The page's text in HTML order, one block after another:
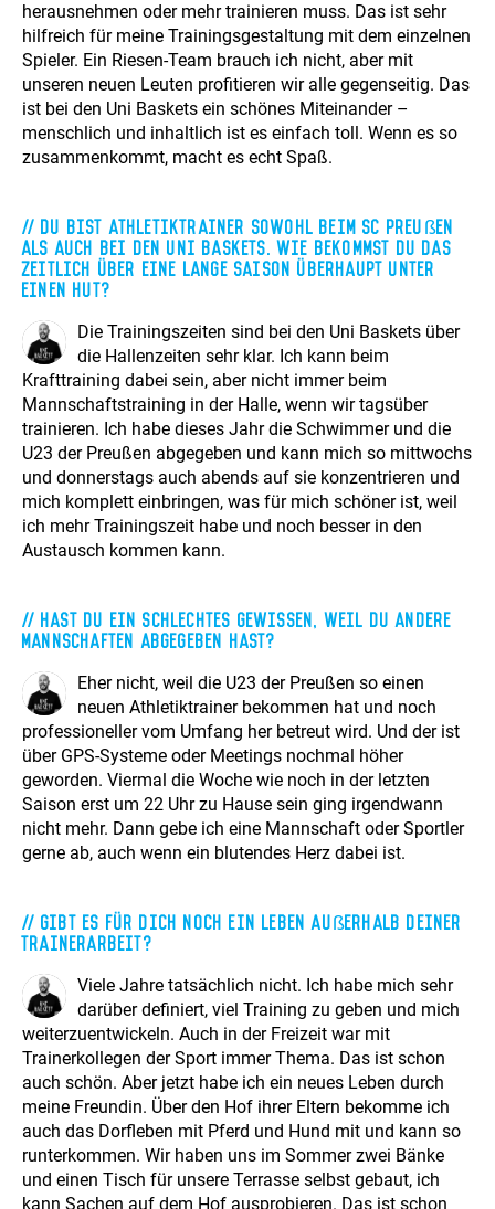
herausnehmen oder mehr trainieren muss. Das ist sehr
hilfreich für meine Trainingsgestaltung mit dem einzelnen
Spieler. Ein Riesen-Team brauch ich nicht, aber mit
unseren neuen Leuten profitieren wir alle gegenseitig. Das
ist bei den Uni Baskets ein schönes Miteinander –
menschlich und inhaltlich ist es einfach toll. Wenn es so
zusammenkommt, macht es echt Spaß.
Du bist Athletiktrainer sowohl beim SC Preußen
als auch bei den Uni Baskets. Wie bekommst du das
zeitlich über eine lange Saison überhaupt unter
einen Hut?
Die Trainingszeiten sind bei den Uni Baskets über
die Hallenzeiten sehr klar. Ich kann beim
Krafttraining dabei sein, aber nicht immer beim
Mannschaftstraining in der Halle, wenn wir tagsüber
trainieren. Ich habe dieses Jahr die Schwimmer und die
U23 der Preußen abgegeben und kann mich so mittwochs
und donnerstags auch abends auf sie konzentrieren und
mich komplett einbringen, was für mich schöner ist, weil
ich mehr Trainingszeit habe und noch besser in den
Austausch kommen kann.
Hast Du ein schlechtes Gewissen, weil du andere
Mannschaften abgegeben hast?
Eher nicht, weil die U23 der Preußen so einen
neuen Athletiktrainer bekommen hat und noch
professioneller vom Umfang her betreut wird. Und der ist
über GPS-Systeme oder Meetings nochmal höher
geworden. Viermal die Woche wie noch in der letzten
Saison erst um 22 Uhr zu Hause sein ging irgendwann
nicht mehr. Dann gebe ich eine Mannschaft oder Sportler
gerne ab, auch wenn ein blutendes Herz dabei ist.
Gibt es für Dich noch ein Leben außerhalb Deiner
Trainerarbeit?
Viele Jahre tatsächlich nicht. Ich habe mich sehr
darüber definiert, viel Training zu geben und mich
weiterzuentwickeln. Auch in der Freizeit war mit
Trainerkollegen der Sport immer Thema. Das ist schon
auch schön. Aber jetzt habe ich ein neues Leben durch
meine Freundin. Über den Hof ihrer Eltern bekomme ich
auch das Dorfleben mit Pferd und Hund mit und kann so
runterkommen. Wir haben uns im Sommer zwei Bänke
und einen Tisch für unsere Terrasse selbst gebaut, ich
kann Sachen auf dem Hof ausprobieren. Das ist schon